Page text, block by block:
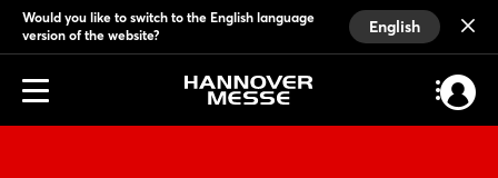
Would you like to switch to the English language
version of the website?
English